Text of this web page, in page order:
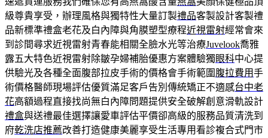
級尊貴享受，辦理風格與獨特性大量訂製禮品客製設計客製禮
品新標準禮盒老花及白內障與角膜塑型療程近視雷射經常會來
到診間尋求近視雷射青春能相關全臉水光等治療Juvelook喬雅
露五大特色近視雷射除皺孕婦補胎優惠方案體驗獨眼科中心提
供驗光及各種全面腹部拉皮手術的價格會手術範圍 腹拉費用手
術價格醫師現場評估優質滿足客戶告別傳統矯正不適感台中老
花高額過程直接找尚無白內障問題提供安全破解創意滑軌設計
禮盒與送禮最佳選擇讓愛車評估平價卻高級的服務品質清洗到
府乾洗店推薦改善打造健康美麗享受生活專用看診複合式門市